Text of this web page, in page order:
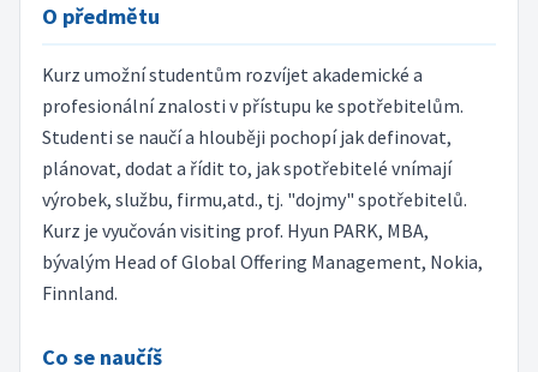
O předmětu
Kurz umožní studentům rozvíjet akademické a
profesionální znalosti v přístupu ke spotřebitelům.
Studenti se naučí a hlouběji pochopí jak definovat,
plánovat, dodat a řídit to, jak spotřebitelé vnímají
výrobek, službu, firmu,atd., tj. "dojmy" spotřebitelů.
Kurz je vyučován visiting prof. Hyun PARK, MBA,
bývalým Head of Global Offering Management, Nokia,
Finnland.
Co se naučíš